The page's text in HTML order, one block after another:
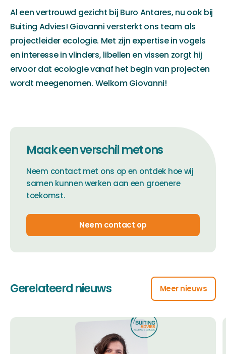
Al een vertrouwd gezicht bij Buro Antares, nu ook bij
Buiting Advies! Giovanni versterkt ons team als
projectleider ecologie. Met zijn expertise in vogels
en interesse in vlinders, libellen en vissen zorgt hij
ervoor dat ecologie vanaf het begin van projecten
wordt meegenomen. Welkom Giovanni!
Maak een verschil met ons
Neem contact met ons op en ontdek hoe wij
samen kunnen werken aan een groenere
toekomst.
Neem contact op
Gerelateerd nieuws Meer nieuws